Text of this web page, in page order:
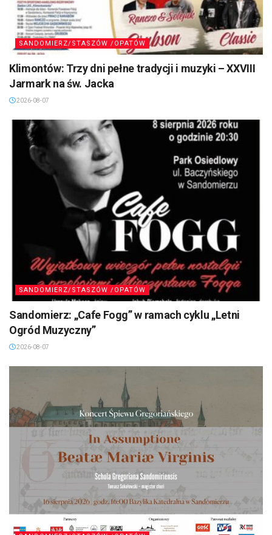
SANDOMIERZ/STASZÓW /OPATÓW
Klimontów: Trzy dni pełne tradycji i muzyki – XXVIII
Jarmark na św. Jacka
2026-08-07
SANDOMIERZ/STASZÓW /OPATÓW
Sandomierz: „Cafe Fogg” w ramach cyklu „Letni
Ogród Muzyczny”
2026-08-07